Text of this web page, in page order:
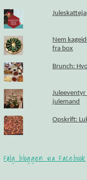
Nem
fra box
Brunch:
julemand
Opskrift:
Følg bloggen via Facebook